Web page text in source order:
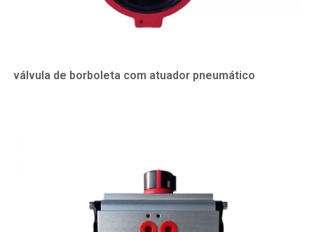
válvula de borboleta com atuador pneumático